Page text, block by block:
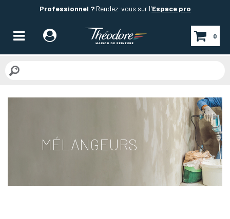
Professionnel ?Rendez-vous sur l'Espace pro
0
MÉLANGEURS